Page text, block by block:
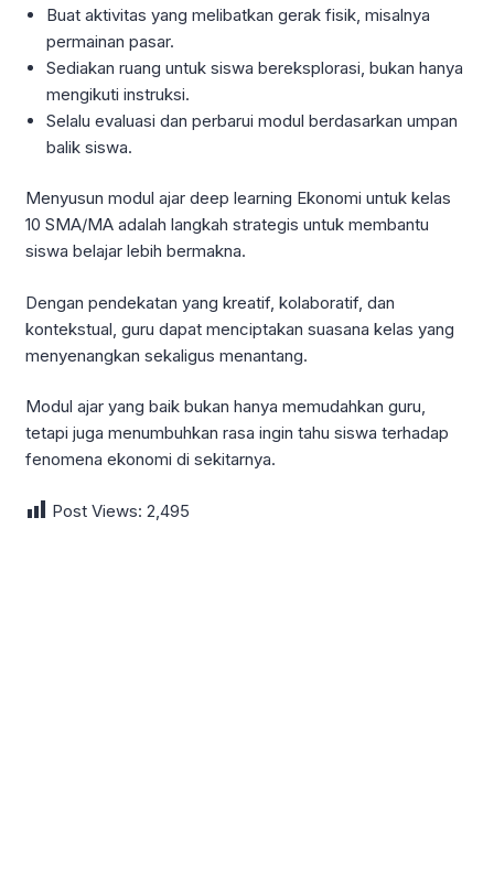
Buat aktivitas yang melibatkan gerak fisik, misalnya
permainan pasar.
Sediakan ruang untuk siswa bereksplorasi, bukan hanya
mengikuti instruksi.
Selalu evaluasi dan perbarui modul berdasarkan umpan
balik siswa.
Menyusun modul ajar deep learning Ekonomi untuk kelas
10 SMA/MA adalah langkah strategis untuk membantu
siswa belajar lebih bermakna.
Dengan pendekatan yang kreatif, kolaboratif, dan
kontekstual, guru dapat menciptakan suasana kelas yang
menyenangkan sekaligus menantang.
Modul ajar yang baik bukan hanya memudahkan guru,
tetapi juga menumbuhkan rasa ingin tahu siswa terhadap
fenomena ekonomi di sekitarnya.
Post Views: 2,495